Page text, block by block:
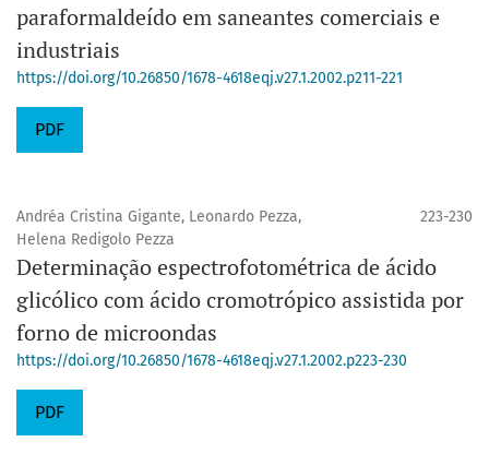
paraformaldeído em saneantes comerciais e
industriais
https://doi.org/10.26850/1678-4618eqj.v27.1.2002.p211-221
PDF
Andréa Cristina Gigante, Leonardo Pezza,
Helena Redigolo Pezza
223-230
Determinação espectrofotométrica de ácido
glicólico com ácido cromotrópico assistida por
forno de microondas
https://doi.org/10.26850/1678-4618eqj.v27.1.2002.p223-230
PDF